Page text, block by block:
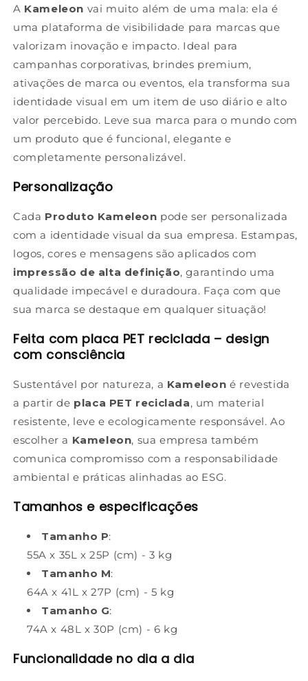
A Kameleon vai muito além de uma mala: ela é
uma plataforma de visibilidade para marcas que
valorizam inovação e impacto. Ideal para
campanhas corporativas, brindes premium,
ativações de marca ou eventos, ela transforma sua
identidade visual em um item de uso diário e alto
valor percebido. Leve sua marca para o mundo com
um produto que é funcional, elegante e
completamente personalizável.
Personalização
Cada Produto Kameleon pode ser personalizada
com a identidade visual da sua empresa. Estampas,
logos, cores e mensagens são aplicados com
impressão de alta definição, garantindo uma
qualidade impecável e duradoura. Faça com que
sua marca se destaque em qualquer situação!
Feita com placa PET reciclada – design
com consciência
Sustentável por natureza, a Kameleon é revestida
a partir de placa PET reciclada, um material
resistente, leve e ecologicamente responsável. Ao
escolher a Kameleon, sua empresa também
comunica compromisso com a responsabilidade
ambiental e práticas alinhadas ao ESG.
Tamanhos e especificações
Tamanho P:
55A x 35L x 25P (cm) - 3 kg
Tamanho M:
64A x 41L x 27P (cm) - 5 kg
Tamanho G:
74A x 48L x 30P (cm) - 6 kg
Funcionalidade no dia a dia